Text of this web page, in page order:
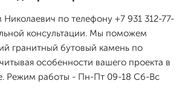
по телефону +7 931 312-77-
консультации. Мы поможем
гранитный бутовый камень по
особенности вашего проекта в
Режим работы - Пн-Пт 09-18 Сб-Вс